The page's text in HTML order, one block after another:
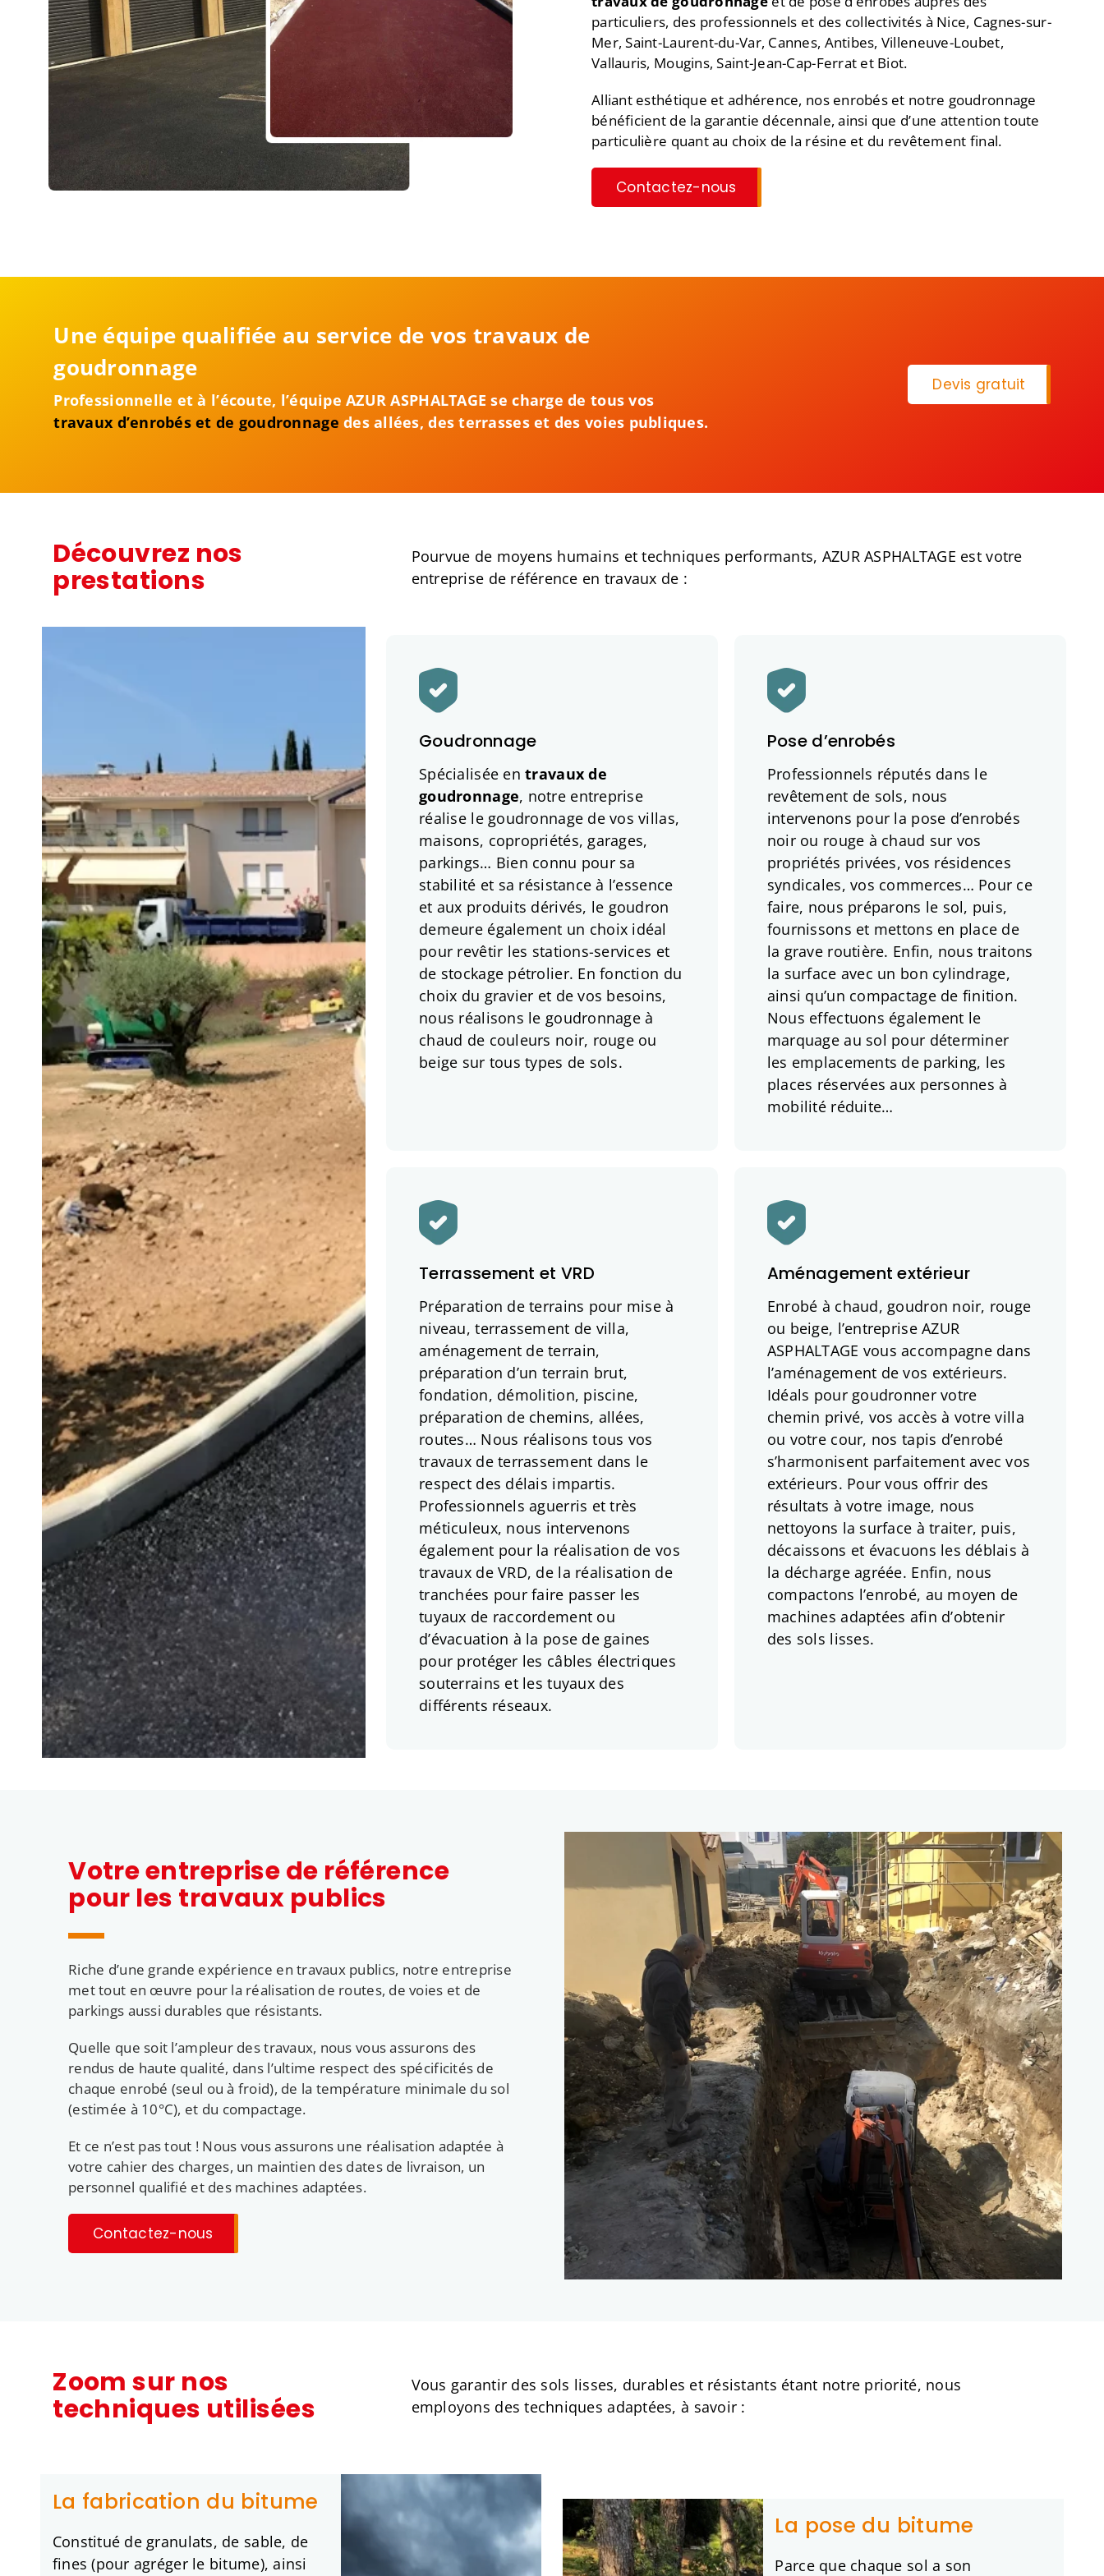
particuliers, des professionnels et des collectivités à Nice, Cagnes-sur-
Mer, Saint-Laurent-du-Var, Cannes, Antibes, Villeneuve-Loubet,
Vallauris, Mougins, Saint-Jean-Cap-Ferrat et Biot.
Alliant esthétique et adhérence, nos enrobés et notre goudronnage
bénéficient de la garantie décennale, ainsi que d’une attention toute
particulière quant au choix de la résine et du revêtement final.
Contactez-nous
Une équipe qualifiée au service de vos travaux de
goudronnage
Professionnelle et à l’écoute, l’équipe AZUR ASPHALTAGE se charge de tous vos
travaux d’enrobés et de goudronnage des allées, des terrasses et des voies publiques.
Devis gratuit
Découvrez nos
prestations
Pourvue de moyens humains et techniques performants, AZUR ASPHALTAGE est votre
entreprise de référence en travaux de :
Goudronnage
Spécialisée entravaux de
goudronnage, notre entreprise
réalise le goudronnage de vos villas,
maisons, copropriétés, garages,
parkings… Bien connu pour sa
stabilité et sa résistance à l’essence
et aux produits dérivés, le goudron
demeure également un choix idéal
pour revêtir les stations-services et
de stockage pétrolier. En fonction du
choix du gravier et de vos besoins,
nous réalisons le goudronnage à
chaud de couleurs noir, rouge ou
beige sur tous types de sols.
Pose d’enrobés
Professionnels réputés dans le
revêtement de sols, nous
intervenons pour la pose d’enrobés
noir ou rouge à chaud sur vos
propriétés privées, vos résidences
syndicales, vos commerces… Pour ce
faire, nous préparons le sol, puis,
fournissons et mettons en place de
la grave routière. Enfin, nous traitons
la surface avec un bon cylindrage,
ainsi qu’un compactage de finition.
Nous effectuons également le
marquage au sol pour déterminer
les emplacements de parking, les
places réservées aux personnes à
mobilité réduite…
Terrassement et VRD
Préparation de terrains pour mise à
niveau, terrassement de villa,
aménagement de terrain,
préparation d’un terrain brut,
fondation, démolition, piscine,
préparation de chemins, allées,
routes… Nous réalisons tous vos
travaux de terrassement dans le
respect des délais impartis.
Professionnels aguerris et très
méticuleux, nous intervenons
également pour la réalisation de vos
travaux de VRD, de la réalisation de
tranchées pour faire passer les
tuyaux de raccordement ou
d’évacuation à la pose de gaines
pour protéger les câbles électriques
souterrains et les tuyaux des
différents réseaux.
Aménagement extérieur
Enrobé à chaud, goudron noir, rouge
ou beige, l’entreprise AZUR
ASPHALTAGE vous accompagne dans
l’aménagement de vos extérieurs.
Idéals pour goudronner votre
chemin privé, vos accès à votre villa
ou votre cour, nos tapis d’enrobé
s’harmonisent parfaitement avec vos
extérieurs. Pour vous offrir des
résultats à votre image, nous
nettoyons la surface à traiter, puis,
décaissons et évacuons les déblais à
la décharge agréée. Enfin, nous
compactons l’enrobé, au moyen de
machines adaptées afin d’obtenir
des sols lisses.
Votre entreprise de référence
pour les travaux publics
Riche d’une grande expérience en travaux publics, notre entreprise
met tout en œuvre pour la réalisation de routes, de voies et de
parkings aussi durables que résistants.
Quelle que soit l’ampleur des travaux, nous vous assurons des
rendus de haute qualité, dans l’ultime respect des spécificités de
chaque enrobé (seul ou à froid), de la température minimale du sol
(estimée à 10°C), et du compactage.
Et ce n’est pas tout ! Nous vous assurons une réalisation adaptée à
votre cahier des charges, un maintien des dates de livraison, un
personnel qualifié et des machines adaptées.
Contactez-nous
Zoom sur nos
techniques utilisées
Vous garantir des sols lisses, durables et résistants étant notre priorité, nous
employons des techniques adaptées, à savoir :
La fabrication du bitume
Constitué de granulats, de sable, de
fines (pour agréger le bitume), ainsi
La pose du bitume
Parce que chaque sol a son